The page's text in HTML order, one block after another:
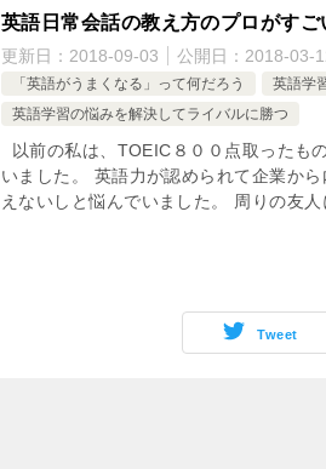
英語日常会話の教え方のプロがすご
更新日： 2018-09-03 公開日： 2018-03-
「英語がうまくなる」って何だろう
英語学
英語学習の悩みを解決してライバルに勝つ
以前の私は、TOEIC８００点取ったも
いました。 英語力が認められて企業か
えないしと悩んでいました。 周りの友
Tweet